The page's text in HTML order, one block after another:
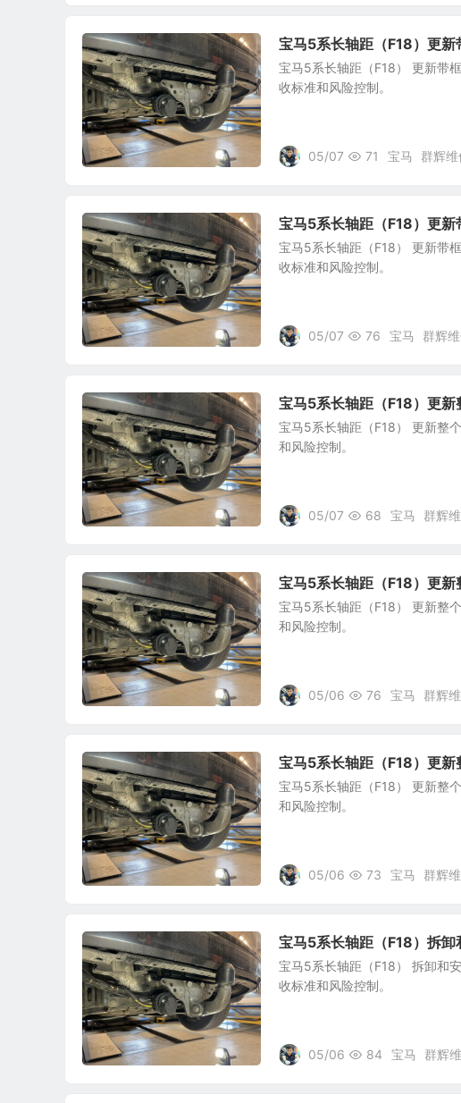
宝马5系长轴距（F18）更
宝马5系长轴距（F18） 更新带
收标准和风险控制。
05/07 71 宝马 群辉
宝马5系长轴距（F18）更
宝马5系长轴距（F18） 更新带
收标准和风险控制。
05/07 76 宝马 群辉
宝马5系长轴距（F18）更
宝马5系长轴距（F18） 更新整
和风险控制。
05/07 68 宝马 群辉
宝马5系长轴距（F18）更
宝马5系长轴距（F18） 更新整
和风险控制。
05/06 76 宝马 群辉
宝马5系长轴距（F18）更
宝马5系长轴距（F18） 更新整
和风险控制。
05/06 73 宝马 群辉
宝马5系长轴距（F18）拆
宝马5系长轴距（F18） 拆卸和
收标准和风险控制。
05/06 84 宝马 群辉